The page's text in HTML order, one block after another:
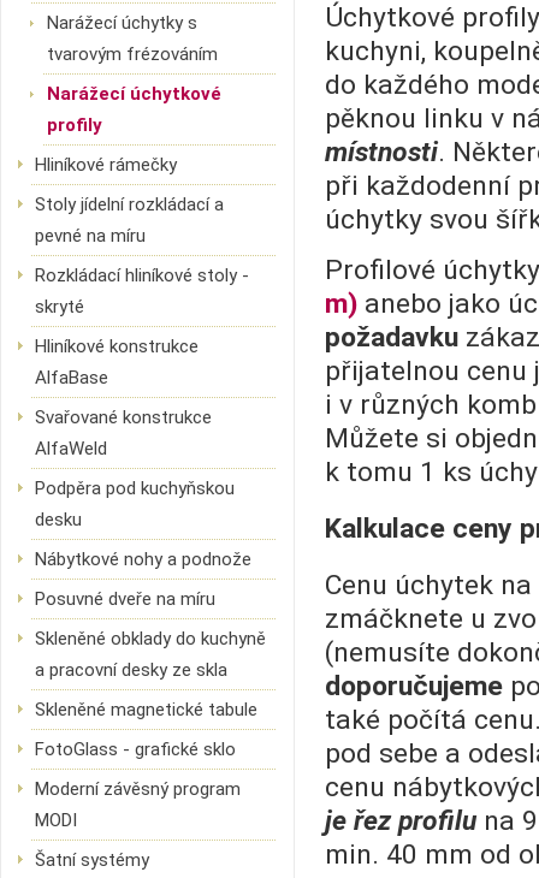
Narážecí úchytky s
tvarovým frézováním
Narážecí úchytkové
profily
Hliníkové rámečky
Stoly jídelní rozkládací a
pevné na míru
Rozkládací hliníkové stoly -
skryté
Hliníkové konstrukce
AlfaBase
Svařované konstrukce
AlfaWeld
Podpěra pod kuchyňskou
desku
Nábytkové nohy a podnože
Posuvné dveře na míru
Skleněné obklady do kuchyně
a pracovní desky ze skla
Skleněné magnetické tabule
FotoGlass - grafické sklo
Moderní závěsný program
MODI
Šatní systémy
Úchytkové
kuchyni,
do každého
pěknou linku v
místnosti.
při každodenní
úchytky svou
Profilové
m) anebo jako
požadavku
přijatelnou cenu
i v různých
Můžete si
k tomu 1 ks
Kalkulace ceny
Cenu úchytek
zmáčknete u
(nemusíte
doporučujeme
také počítá
pod sebe a
cenu
je řez profiluna
min. 40 mm od